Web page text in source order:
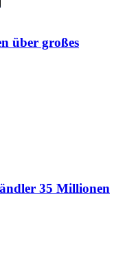
über großes
35 Millionen